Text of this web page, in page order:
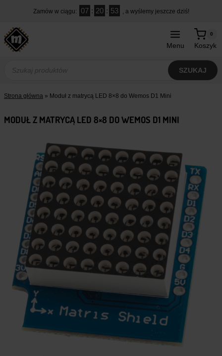
treści
Zamów w ciągu: 07 : 20 : 52 , a wyślemy jeszcze dziś!
Menu Koszyk
0
produktów
SZUKAJ
Strona główna » Moduł z matrycą LED 8×8 do Wemos D1 Mini
MODUŁ Z MATRYCĄ LED 8×8 DO WEMOS D1 MINI